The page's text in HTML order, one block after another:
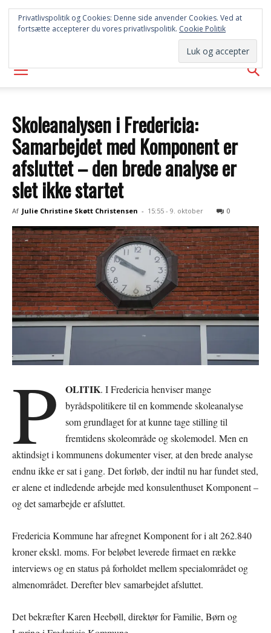
SYD
AVISEN
Skoleanalysen i Fredericia:
Samarbejdet med Komponent er
afsluttet – den brede analyse er
slet ikke startet
Af Julie Christine Skøtt Christensen - 15:55 - 9. oktober 0
P OLITIK. I Fredericia henviser mange
byrådspolitikere til en kommende skoleanalyse
som grundlaget for at kunne tage stilling til
fremtidens skoleområde og skolemodel. Men en
aktindsigt i kommunens dokumenter viser, at den brede analyse
endnu ikke er sat i gang. Det forløb, der indtil nu har fundet sted,
er alene et indledende arbejde med konsulenthuset Komponent –
og det samarbejde er afsluttet.
Fredericia Kommune har afregnet Komponent for i alt 262.840
kroner ekskl. moms. For beløbet leverede firmaet en række
interviews og en status på forholdet mellem specialområdet og
almenområdet. Derefter blev samarbejdet afsluttet.
Det bekræfter Karen Heebøll, direktør for Familie, Børn og
Privatlivspolitik og Cookies: Denne side anvender Cookies. Ved at
fortsætte accepterer du vores privatlivspolitik. Cookie Politik